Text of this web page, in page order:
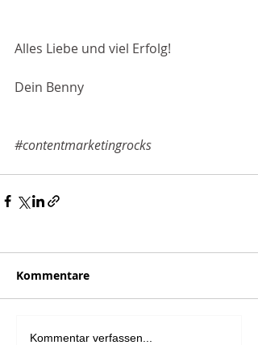
Alles Liebe und viel Erfolg!
Dein Benny
#contentmarketingrocks
Kommentare
Kommentar verfassen...